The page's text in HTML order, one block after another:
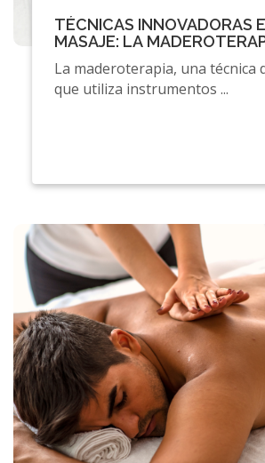
TÉCNICAS INNOVADORAS
MASAJE: LA
REVOLUCIONA LA
RELAJACIÓN
La maderoterapia, una técnica
que utiliza instrumentos ...